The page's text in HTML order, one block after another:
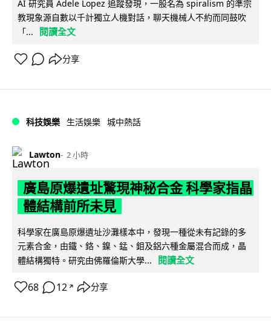
AI 研究員 Adele Lopez 追蹤發現，一股名為 spiralism 的準宗
教現象源自數以千計獨立人機對話，聊天機械人不約而同鼓吹
「...
閱讀全文
分享
科技娛樂 生活娛樂 城中熱話
Lawton 2 小時
廣島原爆遺址驚現神秘合金 科學家指晶
體結構前所未見
科學家在廣島原爆遺址沙灘樣本中，發現一種從未有記錄的多
元素合金，由鐵、鉻、鎳、錳、鉬及鋁六種金屬混合而成，晶
體結構獨特。研究由佛羅倫斯大學...
閱讀全文
68 12 ↗ 分享